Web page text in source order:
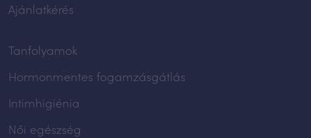
Ajánlatkérés
Tanfolyamok
Hormonmentes fogamzásgátlás
Intimhigiénia
Női egészség